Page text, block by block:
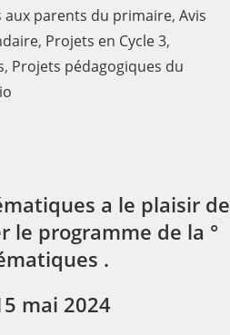
aux parents du primaire, Avis
, Projets en Cycle 3,
, Projets pédagogiques du
a le plaisir de
le programme de la °
.
mai 2024